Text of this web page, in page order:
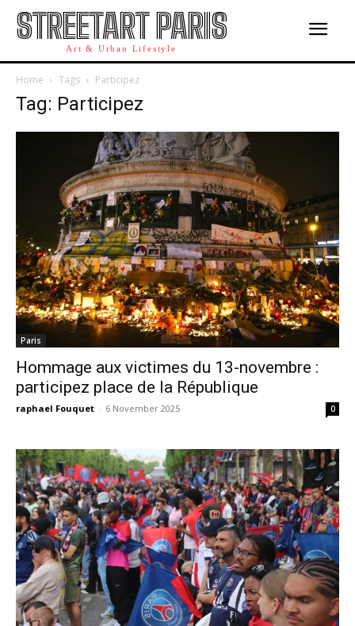
STREETART PARIS
Art & Urban Lifestyle
Home Tags Participez
Tag: Participez
Paris
Hommage aux victimes du 13-novembre :
participez place de la République
raphael Fouquet - 6 November 2025 0